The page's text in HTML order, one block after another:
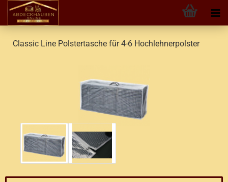
Classic Line Polstertasche für 4-6 Hochlehnerpolster